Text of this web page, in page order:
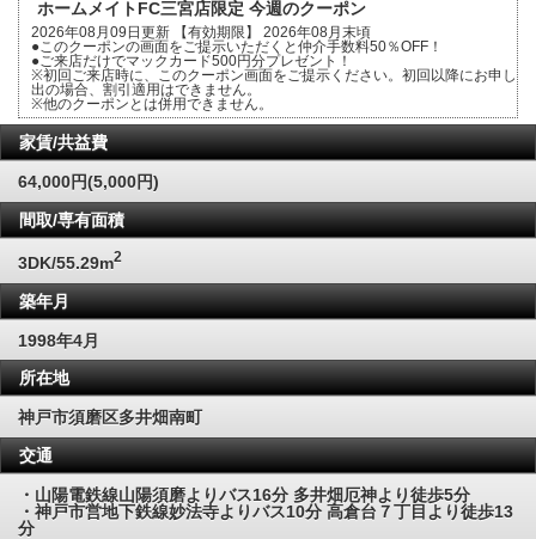
ホームメイトFC三宮店限定 今週のクーポン
2026年08月09日更新 【有効期限】 2026年08月末頃
●このクーポンの画面をご提示いただくと仲介手数料50％OFF！
●ご来店だけでマックカード500円分プレゼント！
※初回ご来店時に、このクーポン画面をご提示ください。初回以降にお申し
出の場合、割引適用はできません。
※他のクーポンとは併用できません。
家賃/共益費
64,000円(5,000円)
間取/専有面積
3DK/55.29m2
築年月
1998年4月
所在地
神戸市須磨区多井畑南町
交通
・山陽電鉄線山陽須磨よりバス16分 多井畑厄神より徒歩5分
・神戸市営地下鉄線妙法寺よりバス10分 高倉台７丁目より徒歩13
分